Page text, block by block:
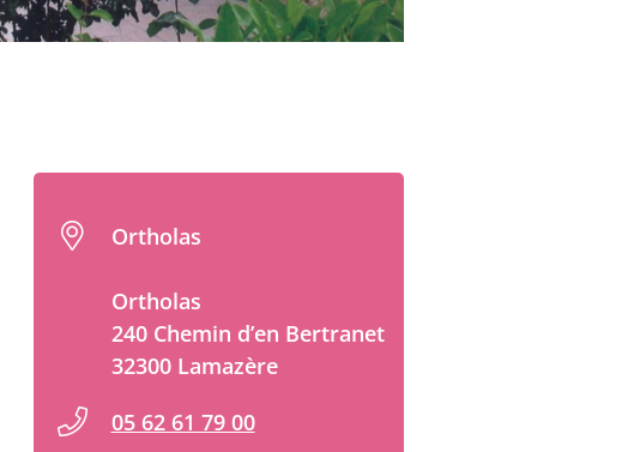
Ortholas
Ortholas
240 Chemin d’en Bertranet
32300 Lamazère
05 62 61 79 00